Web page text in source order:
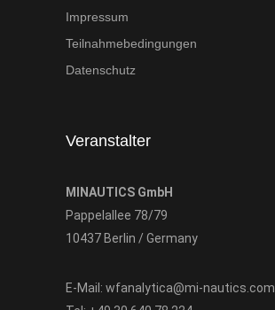
Impressum
Teilnahmebedingungen
Datenschutz
Veranstalter
MINAUTICS GmbH
Pappelallee 78/79
10437 Berlin / Germany
E-Mail: wfanalytica@mi-nautics.com